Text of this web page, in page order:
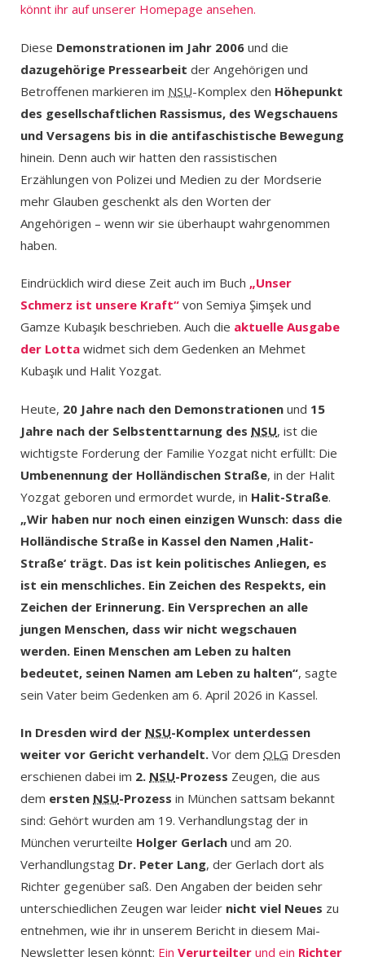
könnt ihr auf unserer Homepage ansehen.
Diese Demonstrationen im Jahr 2006 und die
dazugehörige Pressearbeit der Angehörigen und
Betroffenen markieren im NSU-Komplex den Höhepunkt
des gesellschaftlichen Rassismus, des Wegschauens
und Versagens bis in die antifaschistische Bewegung
hinein. Denn auch wir hatten den rassistischen
Erzählungen von Polizei und Medien zu der Mordserie
mehr Glauben geschenkt als den Worten der
Angehörigen – wenn wir sie überhaupt wahrgenommen
haben.
Eindrücklich wird diese Zeit auch im Buch „Unser
Schmerz ist unsere Kraft“ von Semiya Şimşek und
Gamze Kubaşık beschrieben. Auch die aktuelle Ausgabe
der Lotta widmet sich dem Gedenken an Mehmet
Kubaşık und Halit Yozgat.
Heute, 20 Jahre nach den Demonstrationen und 15
Jahre nach der Selbstenttarnung des NSU, ist die
wichtigste Forderung der Familie Yozgat nicht erfüllt: Die
Umbenennung der Holländischen Straße, in der Halit
Yozgat geboren und ermordet wurde, in Halit-Straße.
„Wir haben nur noch einen einzigen Wunsch: dass die
Holländische Straße in Kassel den Namen ‚Halit-
Straße‘ trägt. Das ist kein politisches Anliegen, es
ist ein menschliches. Ein Zeichen des Respekts, ein
Zeichen der Erinnerung. Ein Versprechen an alle
jungen Menschen, dass wir nicht wegschauen
werden. Einen Menschen am Leben zu halten
bedeutet, seinen Namen am Leben zu halten“, sagte
sein Vater beim Gedenken am 6. April 2026 in Kassel.
In Dresden wird der NSU-Komplex unterdessen
weiter vor Gericht verhandelt. Vor dem OLG Dresden
erschienen dabei im 2. NSU-Prozess Zeugen, die aus
dem ersten NSU-Prozess in München sattsam bekannt
sind: Gehört wurden am 19. Verhandlungstag der in
München verurteilte Holger Gerlach und am 20.
Verhandlungstag Dr. Peter Lang, der Gerlach dort als
Richter gegenüber saß. Den Angaben der beiden sehr
unterschiedlichen Zeugen war leider nicht viel Neues zu
entnehmen, wie ihr in unserem Bericht in diesem Mai-
Newsletter lesen könnt: Ein Verurteilter und ein Richter